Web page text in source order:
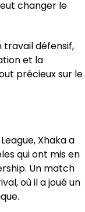
changer le
travail défensif,
et la
précieux sur le
Xhaka a
qui ont mis en
Un match
où il a joué un